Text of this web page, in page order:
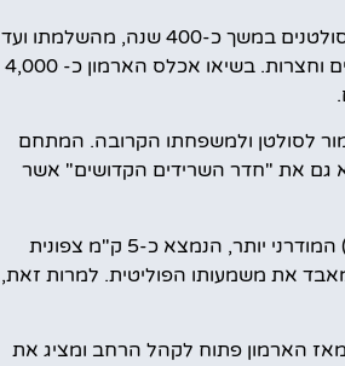
ארמון טופקאפי שימש למעשה כמקום מגוריהם העיקרי של סולטנים עות'מאניים וכמוקד השליטה של הסולטנים במשך כ-400 שנה, מהשלמתו ועד
המאה ה-19. ככל שהאימפריה התרחבה, כך גם הארמון, אשר התפתח לקומפלקס רחב ידיים של מבנים וחצרות. בשיאו אכלס הארמון כ- 4,000
לסולטן ולמשפחתו הקרובה. המתחם
גם את "חדר השרידים הקדושים" אשר
המודרני יותר, הנמצא כ-5 ק"מ צפונית
את משמעותו הפוליטית. למרות זאת,
הארמון פתוח לקהל הרחב ומציג את